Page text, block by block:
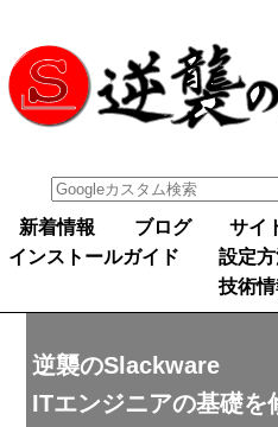
新着情報 ブログ サイ
インストールガイド
設定
技術
逆襲のSlackware
ITエンジニアの基礎を